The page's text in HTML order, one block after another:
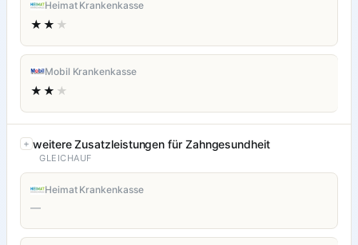
Heimat Krankenkasse
★★ ★
Mobil Krankenkasse
★★ ★
weitere Zusatzleistungen für Zahngesundheit
GLEICHAUF
Heimat Krankenkasse
—